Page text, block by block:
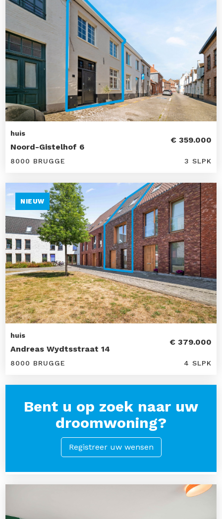
huis
Noord-Gistelhof 6
€ 359.000
8000 BRUGGE 3 SLPK
NIEUW
huis
Andreas Wydtsstraat 14
€ 379.000
8000 BRUGGE 4 SLPK
Bent u op zoek naar uw
droomwoning?
Registreer uw wensen